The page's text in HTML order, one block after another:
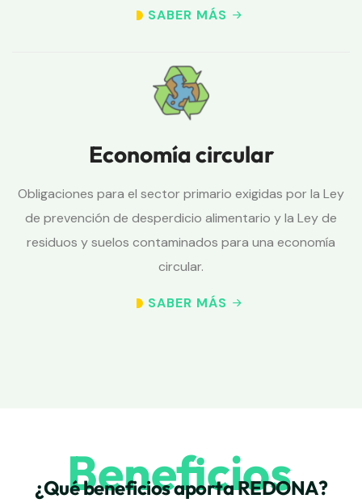
SABER MÁS
Economía circular
Obligaciones para el sector primario exigidas por la Ley
de prevención de desperdicio alimentario y la Ley de
residuos y suelos contaminados para una economía
circular.
SABER MÁS
Beneficios
¿Qué beneficios aporta REDONA?